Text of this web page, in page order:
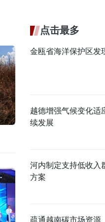
点击最多
金瓯省海洋保护区发
越德增强气候变化适
续发展
河内制定支持低收入
方案
疏通越南碳市场资源